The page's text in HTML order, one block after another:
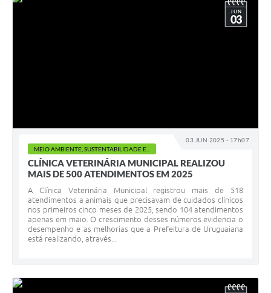
03 JUN 2025 - 17h07
JUN
03
MEIO AMBIENTE, SUSTENTABILIDADE E...
CLÍNICA VETERINÁRIA MUNICIPAL REALIZOU
MAIS DE 500 ATENDIMENTOS EM 2025
A Clínica Veterinária Municipal registrou mais de 518
atendimentos a animais que precisavam de cuidados clínicos
nos primeiros cinco meses de 2025, sendo 104 atendimentos
apenas em maio. O crescimento desses números evidencia o
desempenho e as melhorias que a Prefeitura de Uruguaiana
está realizando, através...